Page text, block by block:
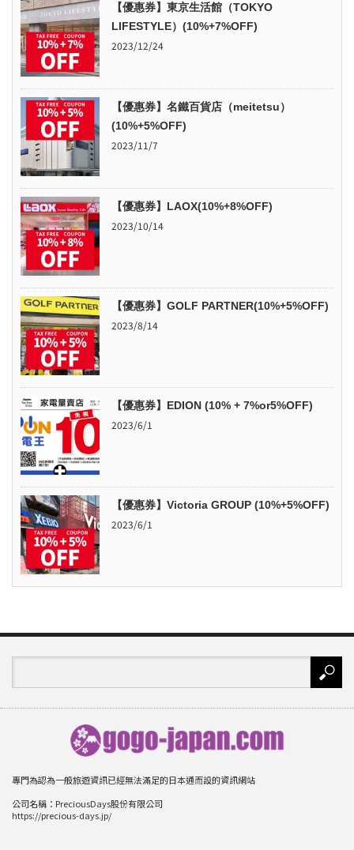
【優惠券】東京生活館（TOKYO
LIFESTYLE）(10%+7%OFF)
2023/12/24
【優惠券】名鐵百貨店（meitetsu）
(10%+5%OFF)
2023/11/7
【優惠券】LAOX(10%+8%OFF)
2023/10/14
【優惠券】GOLF PARTNER(10%+5%OFF)
2023/8/14
【優惠券】EDION (10% + 7%or5%OFF)
2023/6/1
【優惠券】Victoria GROUP (10%+5%OFF)
2023/6/1
專門為認為一般旅遊資訊已經無法滿足的日本通而設的資訊網站
公司名稱：PreciousDays股份有限公司
https://precious-days.jp/